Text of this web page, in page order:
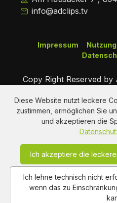
Diese Website nutzt leckere
zustimmen, ermöglichen Sie
und akzeptieren die
Ich akzeptiere die
Ich lehne technisch nicht
wenn das zu
info@adclips.tv
Impressum
Copy Right Reserved by